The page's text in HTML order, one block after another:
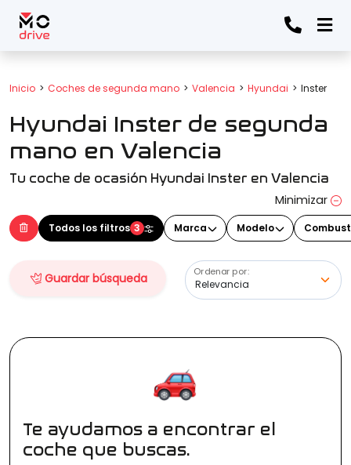
Inicio Coches de segunda mano Valencia Hyundai Inster
Hyundai Inster de segunda
mano en Valencia
Tu coche de ocasión Hyundai Inster en Valencia
Minimizar
Todos los filtros 3 Marca Modelo
Guardar búsqueda Ordenar por:
Todos los filtros
Marca
(Elige una o varias marcas)
(Elige uno o varios modelos)
Precio
Cuota
Te ayudamos a encontrar el
coche que buscas.